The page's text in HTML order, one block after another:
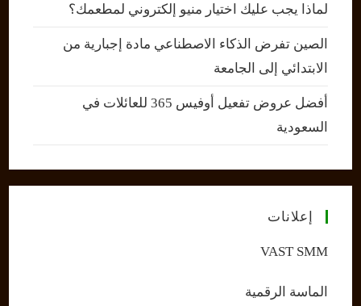
لماذا يجب عليك اختيار منيو إلكتروني لمطعمك؟
الصين تفرض الذكاء الاصطناعي مادة إجبارية من
الابتدائي إلى الجامعة
أفضل عروض تفعيل أوفيس 365 للعائلات في
السعودية
إعلانات
VAST SMM
الماسة الرقمية